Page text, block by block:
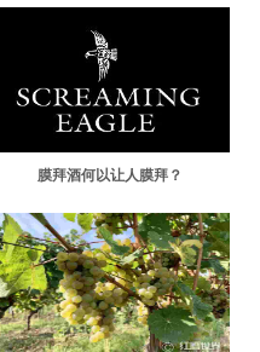
膜拜酒何以让人膜拜？